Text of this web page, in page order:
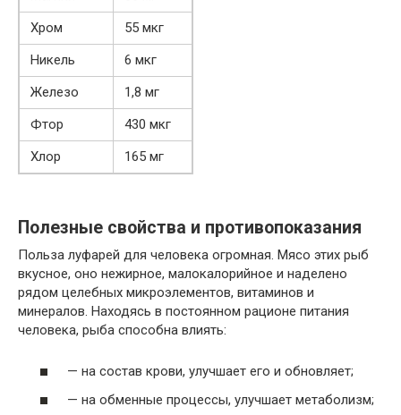
Хром
55 мкг
Никель
6 мкг
Железо
1,8 мг
Фтор
430 мкг
Хлор
165 мг
Полезные свойства и противопоказания
Польза луфарей для человека огромная. Мясо этих рыб
вкусное, оно нежирное, малокалорийное и наделено
рядом целебных микроэлементов, витаминов и
минералов. Находясь в постоянном рационе питания
человека, рыба способна влиять:
— на состав крови, улучшает его и обновляет;
— на обменные процессы, улучшает метаболизм;